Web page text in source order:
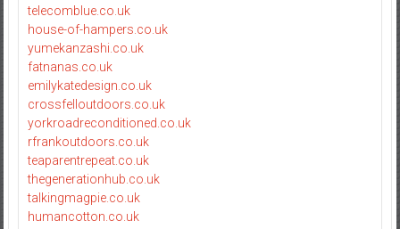
telecomblue.co.uk
house-of-hampers.co.uk
yumekanzashi.co.uk
fatnanas.co.uk
emilykatedesign.co.uk
crossfelloutdoors.co.uk
yorkroadreconditioned.co.uk
rfrankoutdoors.co.uk
teaparentrepeat.co.uk
thegenerationhub.co.uk
talkingmagpie.co.uk
humancotton.co.uk